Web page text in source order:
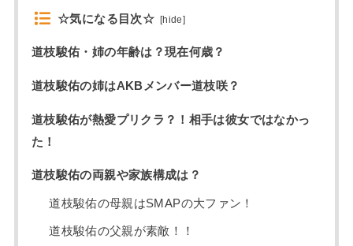
☆気になる目次☆ [hide]
道枝駿佑・姉の年齢は？現在何歳？
道枝駿佑の姉はAKBメンバー道枝咲？
道枝駿佑が熱愛プリクラ？！相手は彼女ではなかっ
た！
道枝駿佑の両親や家族構成は？
道枝駿佑の母親はSMAPの大ファン！
道枝駿佑の父親が素敵！！